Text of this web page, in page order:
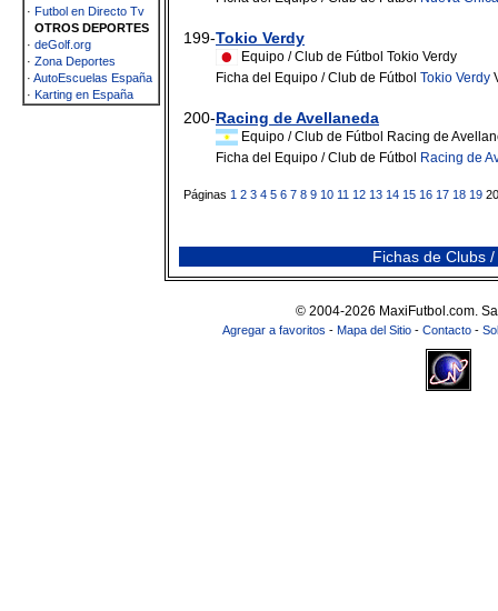
· Futbol en Directo Tv
OTROS DEPORTES
· deGolf.org
· Zona Deportes
· AutoEscuelas España
· Karting en España
199-Tokio Verdy
Equipo / Club de Fútbol Tokio Verdy
Ficha del Equipo / Club de Fútbol Tokio Verdy
200-Racing de Avellaneda
Equipo / Club de Fútbol Racing de
Ficha del Equipo / Club de Fútbol Racing de
Páginas 1 2 3 4 5 6 7 8 9 10 11 12 13 14 15 16 17 18 19
Fichas de Clubs
© 2004-2026 MaxiFutbol.com.
Agregar a favoritos - Mapa del Sitio - Contacto -